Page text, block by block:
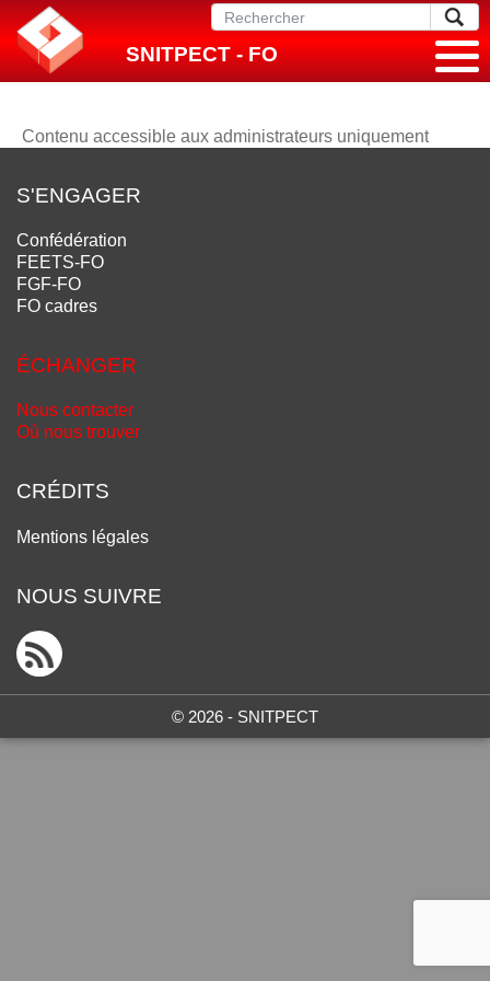
SNITPECT - FO
Contenu accessible aux administrateurs uniquement
S'ENGAGER
Confédération
FEETS-FO
FGF-FO
FO cadres
ÉCHANGER
Nous contacter
Où nous trouver
CRÉDITS
Mentions légales
NOUS SUIVRE
© 2026 - SNITPECT